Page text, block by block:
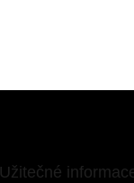
Užitečné